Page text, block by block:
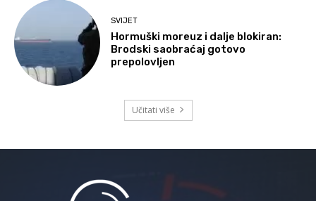
SVIJET
Hormuški moreuz i dalje blokiran:
Brodski saobraćaj gotovo
prepolovljen
Učitati više